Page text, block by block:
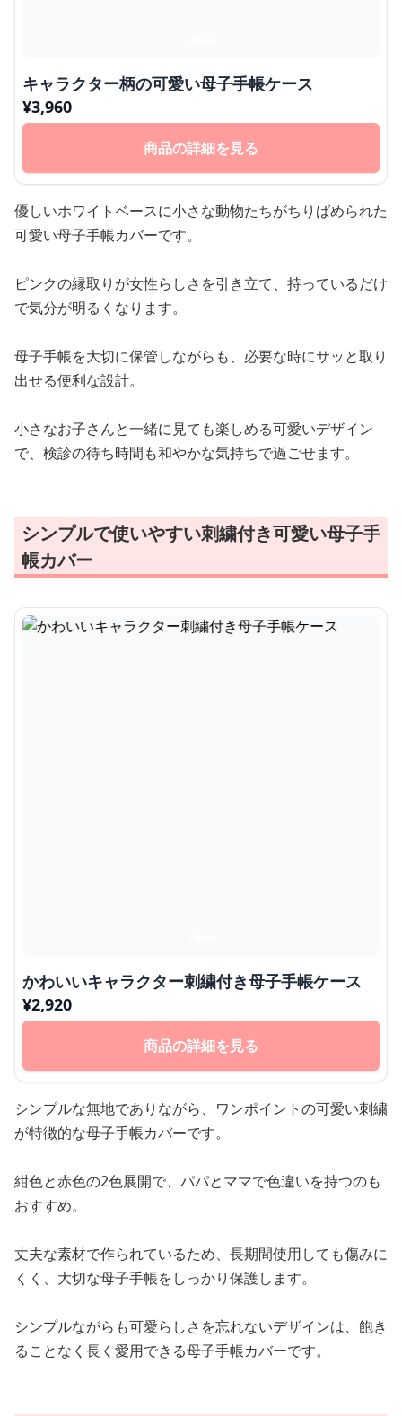
キャラクター柄の可愛い母子手帳ケース
¥3,960
商品の詳細を見る
優しいホワイトベースに小さな動物たちがちりばめられた
可愛い母子手帳カバーです。
ピンクの縁取りが女性らしさを引き立て、持っているだけ
で気分が明るくなります。
母子手帳を大切に保管しながらも、必要な時にサッと取り
出せる便利な設計。
小さなお子さんと一緒に見ても楽しめる可愛いデザイン
で、検診の待ち時間も和やかな気持ちで過ごせます。
シンプルで使いやすい刺繍付き可愛い母子手
帳カバー
かわいいキャラクター刺繍付き母子手帳ケース
¥2,920
商品の詳細を見る
シンプルな無地でありながら、ワンポイントの可愛い刺繍
が特徴的な母子手帳カバーです。
紺色と赤色の2色展開で、パパとママで色違いを持つのも
おすすめ。
丈夫な素材で作られているため、長期間使用しても傷みに
くく、大切な母子手帳をしっかり保護します。
シンプルながらも可愛らしさを忘れないデザインは、飽き
ることなく長く愛用できる母子手帳カバーです。